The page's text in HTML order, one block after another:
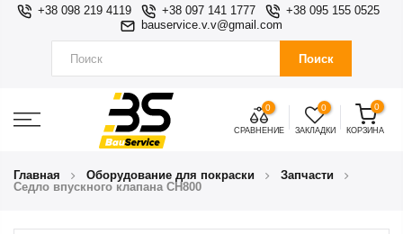
+38 098 219 4119 +38 097 141 1777
+38 095 155 0525
bauservice.v.v@gmail.com
Поиск
0
СРАВНЕНИЕ
0
ЗАКЛАДКИ
0
КОРЗИНА
Главная Оборудование для покраски
Запчасти
Седло впускного клапана CH800